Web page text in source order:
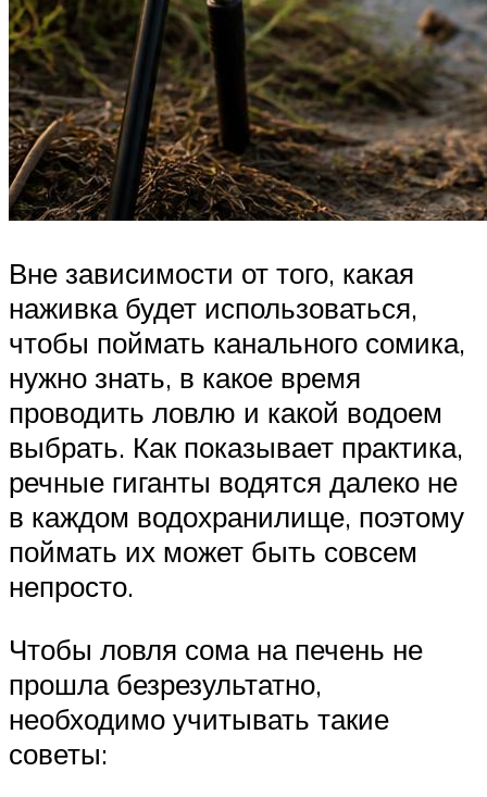
Вне зависимости от того, какая
наживка будет использоваться,
чтобы поймать канального сомика,
нужно знать, в какое время
проводить ловлю и какой водоем
выбрать. Как показывает практика,
речные гиганты водятся далеко не
в каждом водохранилище, поэтому
поймать их может быть совсем
непросто.
Чтобы ловля сома на печень не
прошла безрезультатно,
необходимо учитывать такие
советы: